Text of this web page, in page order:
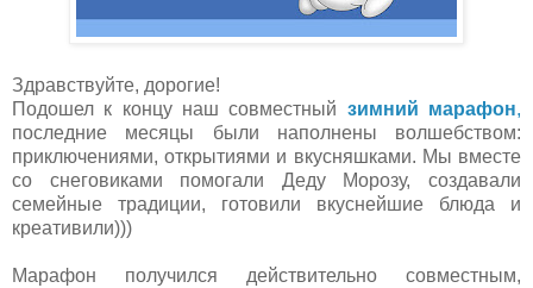
Здравствуйте, дорогие!
Подошел к концу наш совместный зимний марафон,
последние месяцы были наполнены волшебством:
приключениями, открытиями и вкусняшками. Мы вместе
со снеговиками помогали Деду Морозу, создавали
семейные традиции, готовили вкуснейшие блюда и
креативили)))
Марафон получился действительно совместным,